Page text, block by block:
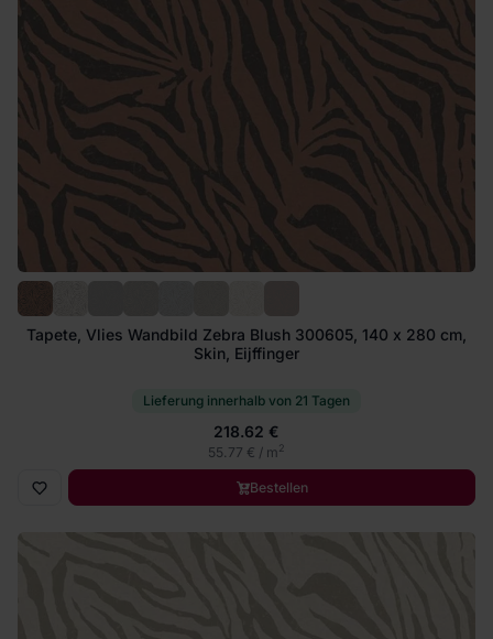
Tapete, Vlies Wandbild Zebra Blush 300605, 140 x 280 cm,
Skin, Eijffinger
Lieferung innerhalb von 21 Tagen
218.62 €
55.77 € / m2
Bestellen